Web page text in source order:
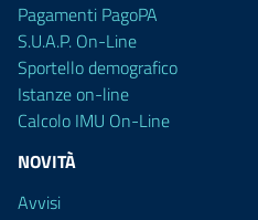
Pagamenti PagoPA
S.U.A.P. On-Line
Sportello demografico
Istanze on-line
Calcolo IMU On-Line
NOVITÀ
Avvisi